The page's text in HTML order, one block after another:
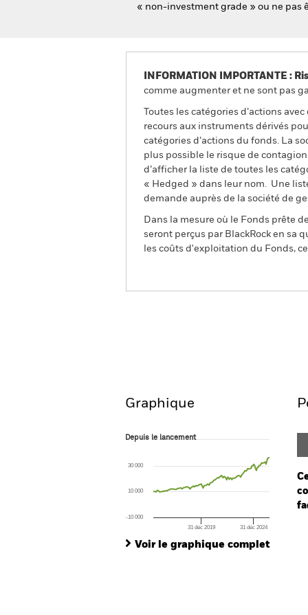
« non-investment grade » ou ne pas
INFORMATION IMPORTANTE :
comme augmenter et ne sont pas
Toutes les catégories d’actions
recours aux instruments dérivés
catégories d’actions du fonds. La
plus possible le risque de
d’afficher la liste de toutes les
« Hedged » dans leur nom. Une
demande auprès de la société de
Dans la mesure où le Fonds prête
seront perçus par BlackRock en sa
les coûts d'exploitation du Fonds,
Graphique
Depuis le lancement
The chart has 1 X axis displaying Time.
The chart has 1 Y axis displaying values.
Depuis le lancement
31 déc 2019 31 déc 2024
-10 000
10 000
30 000
Voir le graphique complet